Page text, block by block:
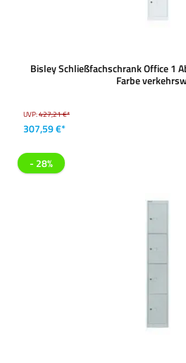
Bisley Schließfachschrank Office 1
Farbe
UVP:427,21 €*
307,59 €*
- 28%